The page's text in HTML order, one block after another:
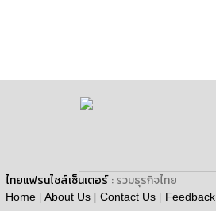
ไทยแฟรนไชส์เซ็นเตอร์ : รวมธุรกิจไทย
Home | About Us | Contact Us | Feedback